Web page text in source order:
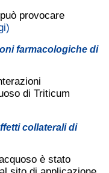
provocare
farmacologiche di
di Triticum
collaterali di
è stato